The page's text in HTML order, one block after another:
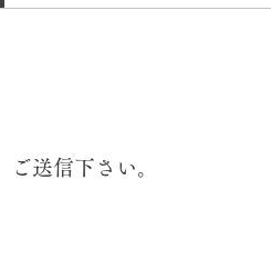
送信下さい。